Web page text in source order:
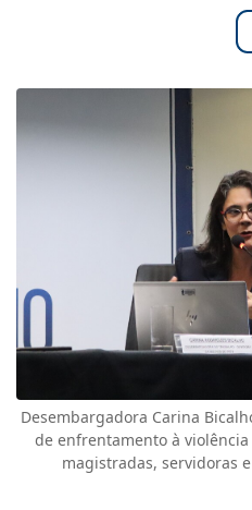
Desembargadora Carina
de enfrentamento à
magistradas, servidoras